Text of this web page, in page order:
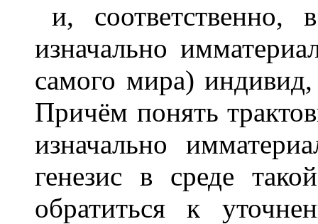
и,
изначально
самого мира)
Причём понять
изначально
генезис в среде
обратиться к